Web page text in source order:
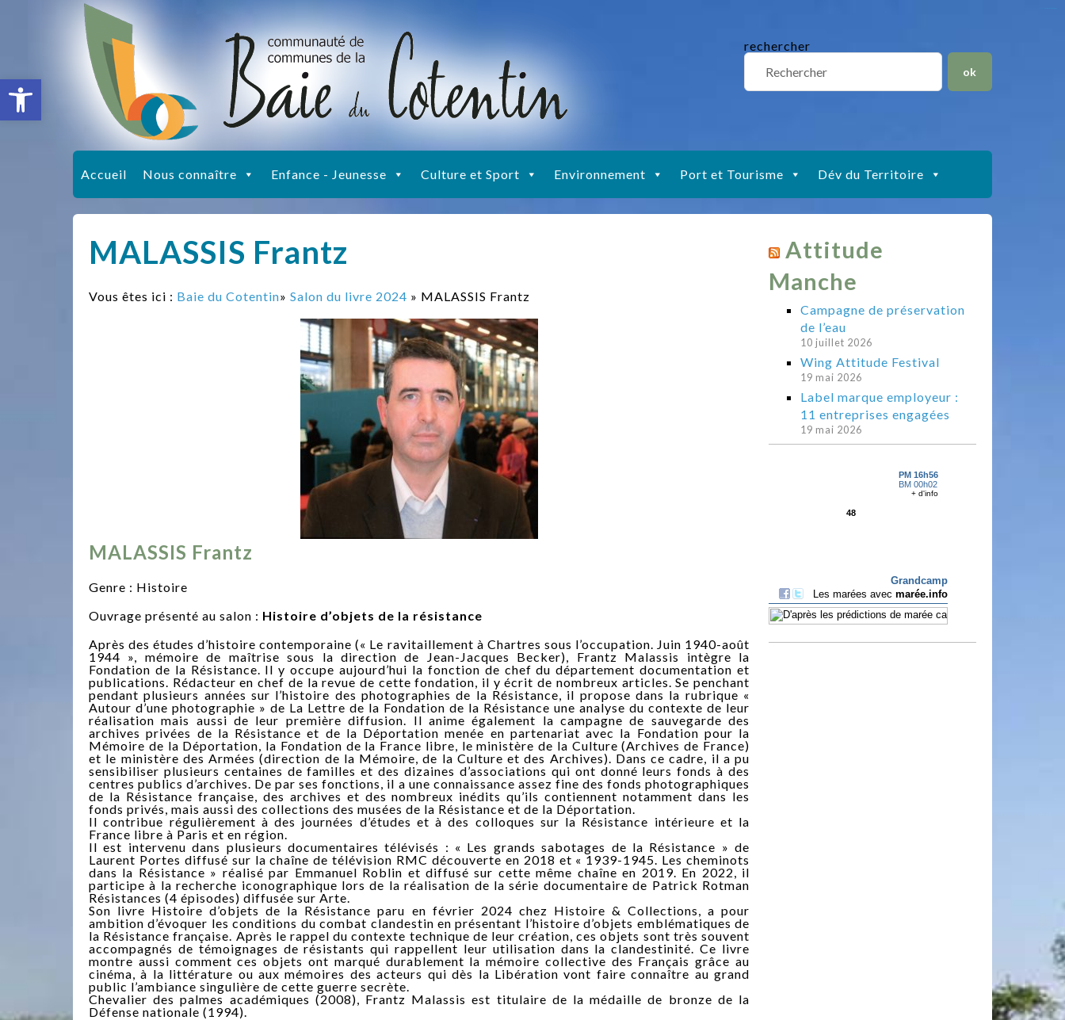
Ouvrir la barre d’outils
rechercher
Accueil Nous connaître Enfance - Jeunesse Culture et Sport Environnement Port et Tourisme Dév du Territoire
MALASSIS Frantz
Vous êtes ici : Baie du Cotentin» Salon du livre 2024 » MALASSIS Frantz
MALASSIS Frantz
Genre : Histoire
Ouvrage présenté au salon : Histoire d’objets de la résistance
Après des études d’histoire contemporaine (« Le ravitaillement à Chartres sous l’occupation. Juin 1940-août
1944 », mémoire de maîtrise sous la direction de Jean-Jacques Becker), Frantz Malassis intègre la
Fondation de la Résistance. Il y occupe aujourd’hui la fonction de chef du département documentation et
publications. Rédacteur en chef de la revue de cette fondation, il y écrit de nombreux articles. Se penchant
pendant plusieurs années sur l’histoire des photographies de la Résistance, il propose dans la rubrique «
Autour d’une photographie » de La Lettre de la Fondation de la Résistance une analyse du contexte de leur
réalisation mais aussi de leur première diffusion. Il anime également la campagne de sauvegarde des
archives privées de la Résistance et de la Déportation menée en partenariat avec la Fondation pour la
Mémoire de la Déportation, la Fondation de la France libre, le ministère de la Culture (Archives de France)
et le ministère des Armées (direction de la Mémoire, de la Culture et des Archives). Dans ce cadre, il a pu
sensibiliser plusieurs centaines de familles et des dizaines d’associations qui ont donné leurs fonds à des
centres publics d’archives. De par ses fonctions, il a une connaissance assez fine des fonds photographiques
de la Résistance française, des archives et des nombreux inédits qu’ils contiennent notamment dans les
fonds privés, mais aussi des collections des musées de la Résistance et de la Déportation.
Il contribue régulièrement à des journées d’études et à des colloques sur la Résistance intérieure et la
France libre à Paris et en région.
Il est intervenu dans plusieurs documentaires télévisés : « Les grands sabotages de la Résistance » de
Laurent Portes diffusé sur la chaîne de télévision RMC découverte en 2018 et « 1939-1945. Les cheminots
dans la Résistance » réalisé par Emmanuel Roblin et diffusé sur cette même chaîne en 2019. En 2022, il
participe à la recherche iconographique lors de la réalisation de la série documentaire de Patrick Rotman
Résistances (4 épisodes) diffusée sur Arte.
Son livre Histoire d’objets de la Résistance paru en février 2024 chez Histoire & Collections, a pour
ambition d’évoquer les conditions du combat clandestin en présentant l’histoire d’objets emblématiques de
la Résistance française. Après le rappel du contexte technique de leur création, ces objets sont très souvent
accompagnés de témoignages de résistants qui rappellent leur utilisation dans la clandestinité. Ce livre
montre aussi comment ces objets ont marqué durablement la mémoire collective des Français grâce au
cinéma, à la littérature ou aux mémoires des acteurs qui dès la Libération vont faire connaître au grand
public l’ambiance singulière de cette guerre secrète.
Chevalier des palmes académiques (2008), Frantz Malassis est titulaire de la médaille de bronze de la
Défense nationale (1994).
Attitude
Manche
Campagne de préservation
de l’eau
10 juillet 2026
Wing Attitude Festival
19 mai 2026
Label marque employeur :
11 entreprises engagées
19 mai 2026